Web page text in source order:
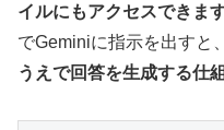
イルにもアクセスできま
でGeminiに指示を出すと、
うえで回答を生成する仕